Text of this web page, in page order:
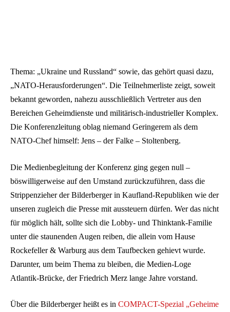
Thema: „Ukraine und Russland“ sowie, das gehört quasi dazu,
„NATO-Herausforderungen“. Die Teilnehmerliste zeigt, soweit
bekannt geworden, nahezu ausschließlich Vertreter aus den
Bereichen Geheimdienste und militärisch-industrieller Komplex.
Die Konferenzleitung oblag niemand Geringerem als dem
NATO-Chef himself: Jens – der Falke – Stoltenberg.
Die Medienbegleitung der Konferenz ging gegen null –
böswilligerweise auf den Umstand zurückzuführen, dass die
Strippenzieher der Bilderberger in Kaufland-Republiken wie der
unseren zugleich die Presse mit aussteuern dürfen. Wer das nicht
für möglich hält, sollte sich die Lobby- und Thinktank-Familie
unter die staunenden Augen reiben, die allein vom Hause
Rockefeller & Warburg aus dem Taufbecken gehievt wurde.
Darunter, um beim Thema zu bleiben, die Medien-Loge
Atlantik-Brücke, der Friedrich Merz lange Jahre vorstand.
Über die Bilderberger heißt es in COMPACT-Spezial „Geheime